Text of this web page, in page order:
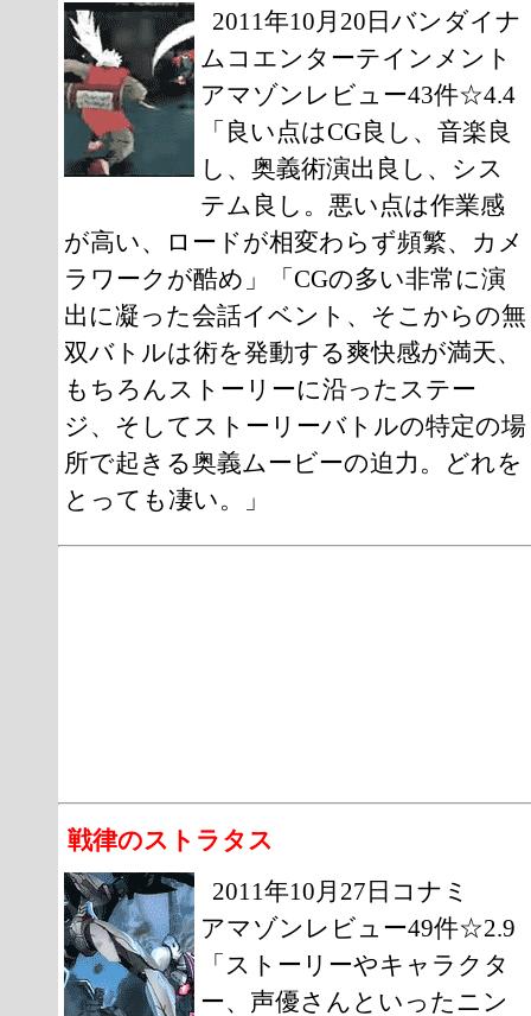
2011年10月20日バンダイナ
ムコエンターテインメント
アマゾンレビュー43件☆4.4
「良い点はCG良し、音楽良
し、奥義術演出良し、シス
テム良し。悪い点は作業感
が高い、ロードが相変わらず頻繁、カメ
ラワークが酷め」「CGの多い非常に演
出に凝った会話イベント、そこからの無
双バトルは術を発動する爽快感が満天、
もちろんストーリーに沿ったステー
ジ、そしてストーリーバトルの特定の場
所で起きる奥義ムービーの迫力。どれを
とっても凄い。」
戦律のストラタス
2011年10月27日コナミ
アマゾンレビュー49件☆2.9
「ストーリーやキャラクタ
ー、声優さんといったニン